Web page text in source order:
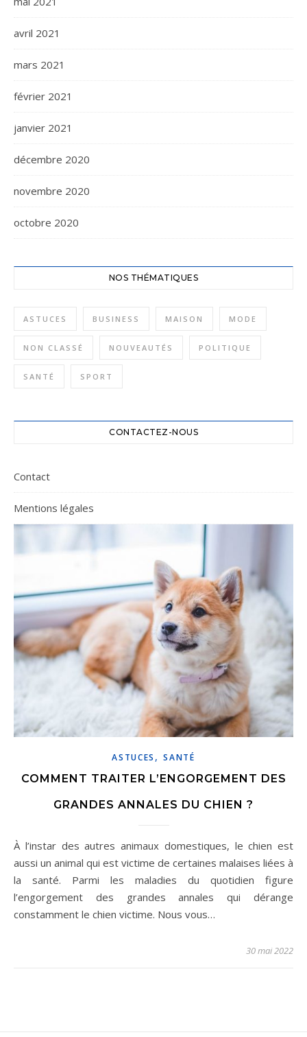
avril 2021
mars 2021
février 2021
janvier 2021
décembre 2020
novembre 2020
octobre 2020
NOS THÉMATIQUES
ASTUCES BUSINESS MAISON MODE
NON CLASSÉ NOUVEAUTÉS POLITIQUE
SANTÉ SPORT
CONTACTEZ-NOUS
Contact
Mentions légales
ASTUCES ,SANTÉ
COMMENT TRAITER L’ENGORGEMENT DES
GRANDES ANNALES DU CHIEN ?
À l’instar des autres animaux domestiques, le chien est
aussi un animal qui est victime de certaines malaises liées à
la santé. Parmi les maladies du quotidien figure
l’engorgement des grandes annales qui dérange
constamment le chien victime. Nous vous…
30 mai 2022